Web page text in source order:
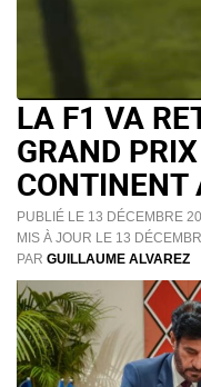
LA F1 VA
GRAND
CONTINENT
PUBLIÉ LE 13 DÉCEMBRE
MIS À JOUR LE 13
PAR GUILLAUME ALVAREZ